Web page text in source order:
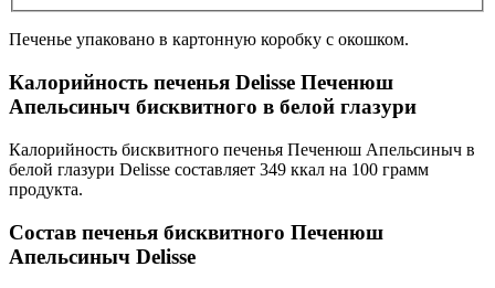
Печенье упаковано в картонную коробку с окошком.
Калорийность печенья Delisse Печенюш
Апельсиныч бисквитного в белой глазури
Калорийность бисквитного печенья Печенюш Апельсиныч в
белой глазури Delisse составляет 349 ккал на 100 грамм
продукта.
Состав печенья бисквитного Печенюш
Апельсиныч Delisse